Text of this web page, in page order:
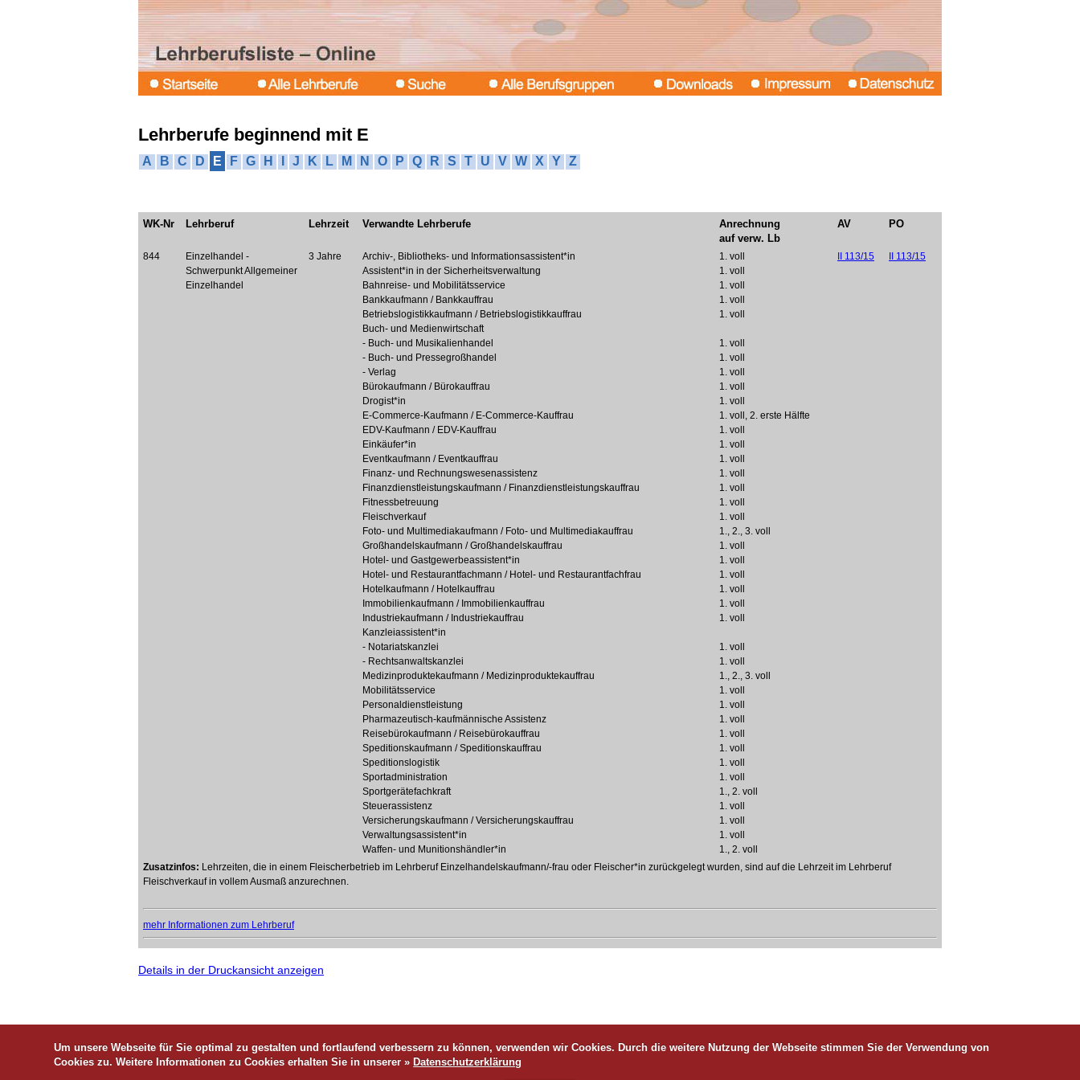
Lehrberufe beginnend mit E
A B C D E F G H J K L M N O P Q R S T U V W X Y Z
WK-Nr Lehrberuf Lehrzeit Verwandte Lehrberufe
Anrechnung
auf verw. Lb
AV PO
844
Einzelhandel -
Schwerpunkt Allgemeiner
Einzelhandel
3 Jahre
Archiv-, Bibliotheks- und Informationsassistent*in
Assistent*in in der Sicherheitsverwaltung
Bahnreise- und Mobilitätsservice
Bankkaufmann / Bankkauffrau
Betriebslogistikkaufmann / Betriebslogistikkauffrau
Buch- und Medienwirtschaft
- Buch- und Musikalienhandel
- Buch- und Pressegroßhandel
- Verlag
Bürokaufmann / Bürokauffrau
Drogist*in
E-Commerce-Kaufmann / E-Commerce-Kauffrau
EDV-Kaufmann / EDV-Kauffrau
Einkäufer*in
Eventkaufmann / Eventkauffrau
Finanz- und Rechnungswesenassistenz
Finanzdienstleistungskaufmann / Finanzdienstleistungskauffrau
Fitnessbetreuung
Fleischverkauf
Foto- und Multimediakaufmann / Foto- und Multimediakauffrau
Großhandelskaufmann / Großhandelskauffrau
Hotel- und Gastgewerbeassistent*in
Hotel- und Restaurantfachmann / Hotel- und Restaurantfachfrau
Hotelkaufmann / Hotelkauffrau
Immobilienkaufmann / Immobilienkauffrau
Industriekaufmann / Industriekauffrau
Kanzleiassistent*in
- Notariatskanzlei
- Rechtsanwaltskanzlei
Medizinproduktekaufmann / Medizinproduktekauffrau
Mobilitätsservice
Personaldienstleistung
Pharmazeutisch-kaufmännische Assistenz
Reisebürokaufmann / Reisebürokauffrau
Speditionskaufmann / Speditionskauffrau
Speditionslogistik
Sportadministration
Sportgerätefachkraft
Steuerassistenz
Versicherungskaufmann / Versicherungskauffrau
Verwaltungsassistent*in
Waffen- und Munitionshändler*in
1. voll
1. voll
1. voll
1. voll
1. voll
1. voll
1. voll
1. voll
1. voll
1. voll
1. voll, 2. erste Hälfte
1. voll
1. voll
1. voll
1. voll
1. voll
1. voll
1. voll
1., 2., 3. voll
1. voll
1. voll
1. voll
1. voll
1. voll
1. voll
1. voll
1. voll
1., 2., 3. voll
1. voll
1. voll
1. voll
1. voll
1. voll
1. voll
1. voll
1., 2. voll
1. voll
1. voll
1. voll
1., 2. voll
II 113/15 II 113/15
Zusatzinfos: Lehrzeiten, die in einem Fleischerbetrieb im Lehrberuf Einzelhandelskaufmann/-frau oder Fleischer*in zurückgelegt wurden, sind auf die Lehrzeit im Lehrberuf
Fleischverkauf in vollem Ausmaß anzurechnen.
mehr Informationen zum Lehrberuf
Details in der Druckansicht anzeigen
Um unsere Webseite für Sie optimal zu gestalten und fortlaufend verbessern zu können, verwenden wir Cookies. Durch die weitere Nutzung der Webseite stimmen Sie der Verwendung von
Cookies zu. Weitere Informationen zu Cookies erhalten Sie in unserer »Datenschutzerklärung